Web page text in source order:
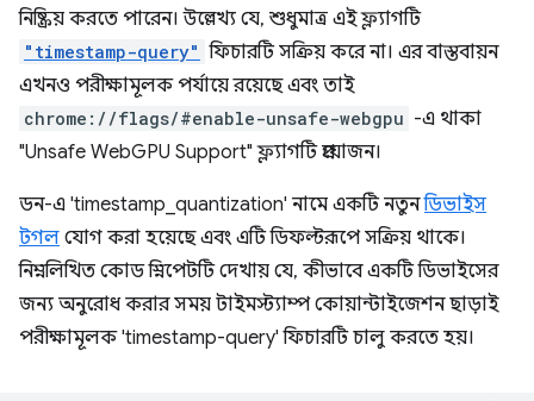
নিষ্ক্রিয় করতে পারেন। উল্লেখ্য যে, শুধুমাত্র এই ফ্ল্যাগটি
"timestamp-query" ফিচারটি সক্রিয় করে না। এর বাস্তবায়ন
এখনও পরীক্ষামূলক পর্যায়ে রয়েছে এবং তাই
chrome://flags/#enable-unsafe-webgpu -এ থাকা
"Unsafe WebGPU Support" ফ্ল্যাগটি প্রয়োজন।
ডন-এ 'timestamp_quantization' নামে একটি নতুনডিভাইস
টগল যোগ করা হয়েছে এবং এটি ডিফল্টরূপে সক্রিয় থাকে।
নিম্নলিখিত কোড স্নিপেটটি দেখায় যে, কীভাবে একটি ডিভাইসের
জন্য অনুরোধ করার সময় টাইমস্ট্যাম্প কোয়ান্টাইজেশন ছাড়াই
পরীক্ষামূলক 'timestamp-query' ফিচারটি চালু করতে হয়।